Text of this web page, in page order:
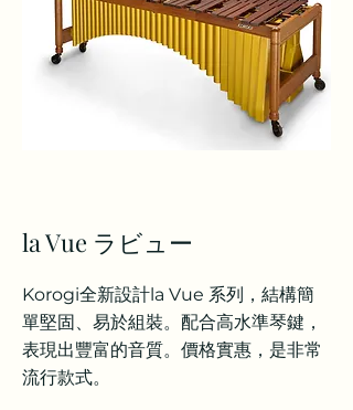
la Vue ラビュー
Korogi全新設計la Vue 系列，結構簡
單堅固、易於組裝。配合高水準琴鍵，
表現出豐富的音質。價格實惠，是非常
流行款式。